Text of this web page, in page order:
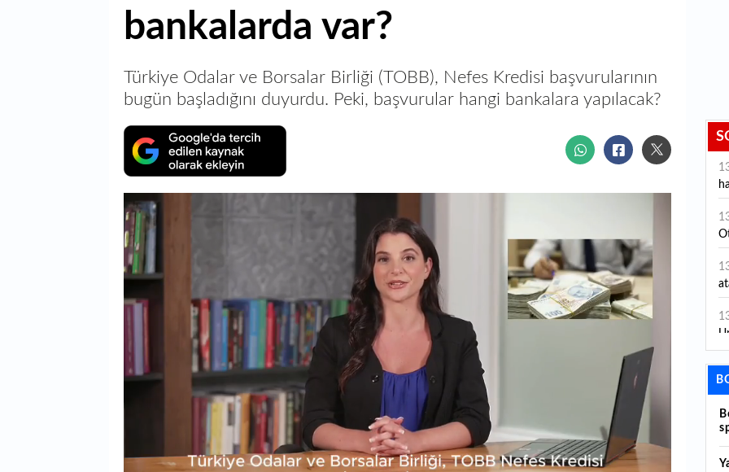
bankalarda var?
Türkiye Odalar ve Borsalar Birliği (TOBB), Nefes Kredisi başvurularının
bugün başladığını duyurdu. Peki, başvurular hangi bankalara yapılacak?